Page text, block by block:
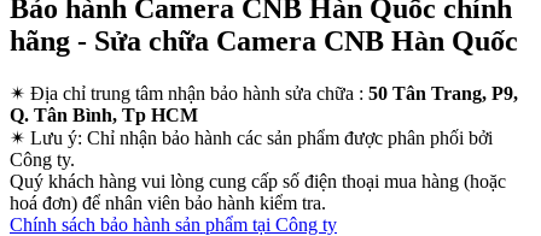
Bảo hành Camera CNB Hàn Quốc chính
hãng - Sửa chữa Camera CNB Hàn Quốc
✴ Địa chỉ trung tâm nhận bảo hành sửa chữa : 50 Tân Trang, P9,
Q. Tân Bình, Tp HCM
✴ Lưu ý: Chỉ nhận bảo hành các sản phẩm được phân phối bởi
Công ty.
Quý khách hàng vui lòng cung cấp số điện thoại mua hàng (hoặc
hoá đơn) để nhân viên bảo hành kiểm tra.
Chính sách bảo hành sản phẩm tại Công ty